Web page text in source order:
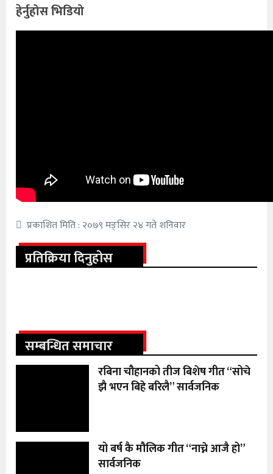
हेर्नुहोस भिडियो
प्रकाशित मिति : २०७९ मङ्सिर २४ गते शनिवार
प्रतिक्रिया दिनुहोस
सम्बन्धित समाचार
रबिना चौहानको तीज बिशेष गीत “सोचे
झै भएन बिहे बरिलै” सार्वजनिक
यो बर्ष कै मौलिक गीत “नाच्ने आजै हो”
सार्वजनिक